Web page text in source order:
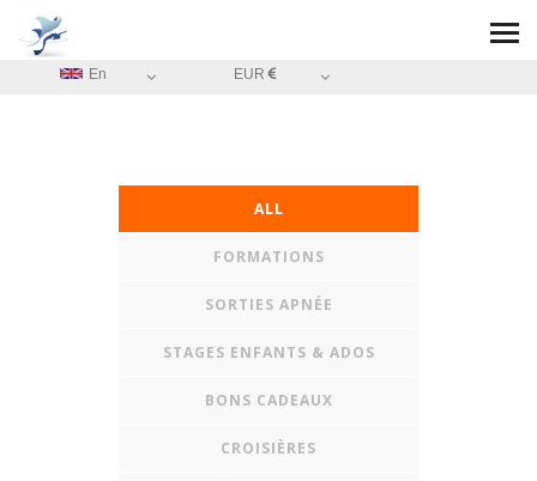
En EUR
ALL
FORMATIONS
SORTIES APNÉE
STAGES ENFANTS & ADOS
BONS CADEAUX
CROISIÈRES